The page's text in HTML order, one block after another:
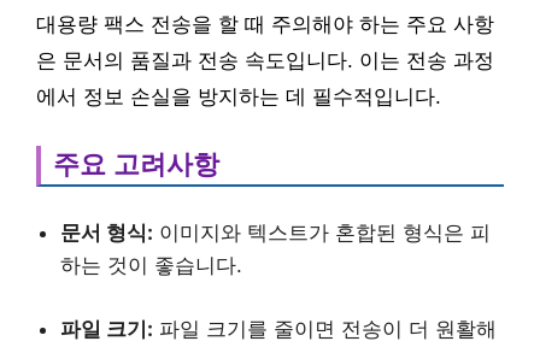
대용량 팩스 전송을 할 때 주의해야 하는 주요 사항
은 문서의 품질과 전송 속도입니다. 이는 전송 과정
에서 정보 손실을 방지하는 데 필수적입니다.
주요 고려사항
문서 형식: 이미지와 텍스트가 혼합된 형식은 피
하는 것이 좋습니다.
파일 크기: 파일 크기를 줄이면 전송이 더 원활해